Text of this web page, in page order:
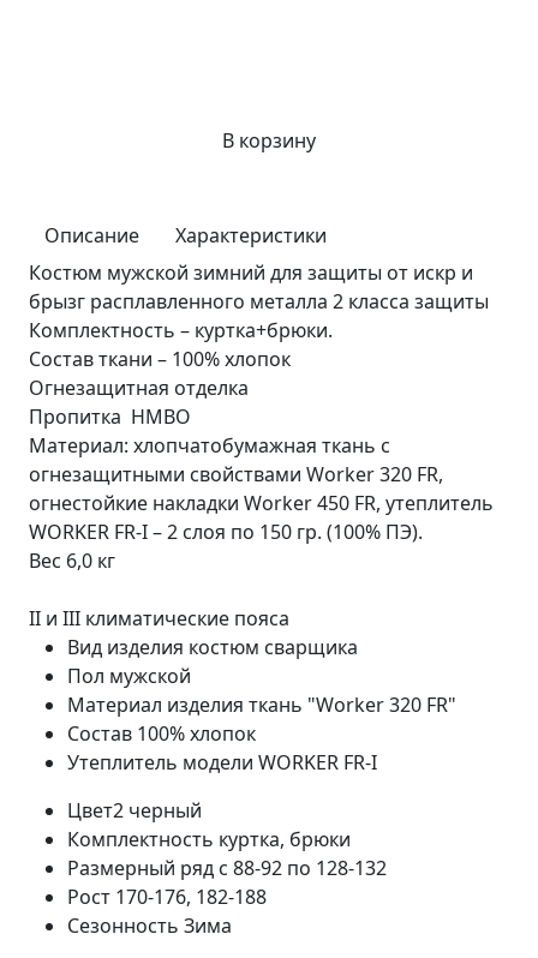
В корзину
Описание
Характеристики
Костюм мужской зимний для защиты от искр и
брызг расплавленного металла 2 класса защиты
Комплектность – куртка+брюки.
Состав ткани – 100% хлопок
Огнезащитная отделка
Пропитка НМВО
Материал: хлопчатобумажная ткань с
огнезащитными свойствами Worker 320 FR,
огнестойкие накладки Worker 450 FR, утеплитель
WORKER FR-I – 2 слоя по 150 гр. (100% ПЭ).
Вес 6,0 кг
II и III климатические пояса
Вид изделия костюм сварщика
Пол мужской
Материал изделия ткань "Worker 320 FR"
Состав 100% хлопок
Утеплитель модели WORKER FR-I
Цвет2 черный
Комплектность куртка, брюки
Размерный ряд с 88-92 по 128-132
Рост 170-176, 182-188
Сезонность Зима